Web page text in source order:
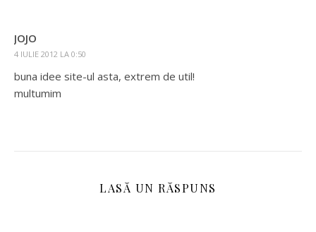
JOJO
4 IULIE 2012 LA 0:50
buna idee site-ul asta, extrem de util!
multumim
LASĂ UN RĂSPUNS